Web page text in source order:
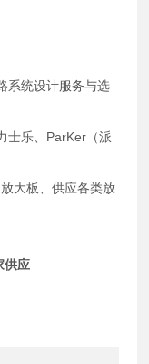
系统设计服务与选
士乐、ParKer（派
大板、供应各类放
供应